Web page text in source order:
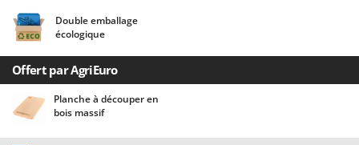
Cisailles à gazon à batterie
Cisailles taille-haies manuelles
Climatiseurs
Compresseurs d'air électriques
Barbieri
Batavia
Benassi
Beper
Berkel
Double emballage
écologique
Offert par AgriEuro
Planche à découper en
bois massif